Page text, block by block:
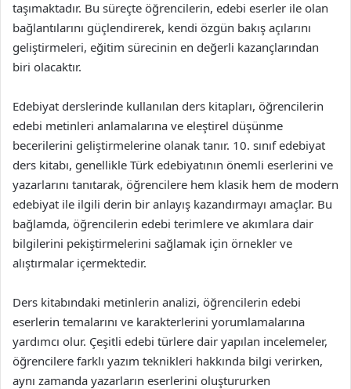
taşımaktadır. Bu süreçte öğrencilerin, edebi eserler ile olan
bağlantılarını güçlendirerek, kendi özgün bakış açılarını
geliştirmeleri, eğitim sürecinin en değerli kazançlarından
biri olacaktır.
Edebiyat derslerinde kullanılan ders kitapları, öğrencilerin
edebi metinleri anlamalarına ve eleştirel düşünme
becerilerini geliştirmelerine olanak tanır. 10. sınıf edebiyat
ders kitabı, genellikle Türk edebiyatının önemli eserlerini ve
yazarlarını tanıtarak, öğrencilere hem klasik hem de modern
edebiyat ile ilgili derin bir anlayış kazandırmayı amaçlar. Bu
bağlamda, öğrencilerin edebi terimlere ve akımlara dair
bilgilerini pekiştirmelerini sağlamak için örnekler ve
alıştırmalar içermektedir.
Ders kitabındaki metinlerin analizi, öğrencilerin edebi
eserlerin temalarını ve karakterlerini yorumlamalarına
yardımcı olur. Çeşitli edebi türlere dair yapılan incelemeler,
öğrencilere farklı yazım teknikleri hakkında bilgi verirken,
aynı zamanda yazarların eserlerini oluştururken